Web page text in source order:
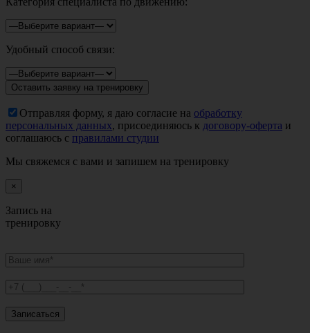
Удобный способ связи:
Отправляя форму, я даю согласие на обработку
персональных данных, присоединяюсь к договору-оферта и
соглашаюсь с правилами студии
Мы свяжемся с вами и запишем на тренировку
×
Запись на
тренировку